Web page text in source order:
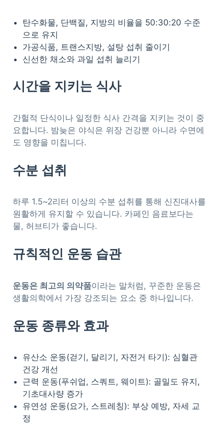
탄수화물, 단백질, 지방의 비율을 50:30:20 수준
으로 유지
가공식품, 트랜스지방, 설탕 섭취 줄이기
신선한 채소와 과일 섭취 늘리기
시간을 지키는 식사
간헐적 단식이나 일정한 식사 간격을 지키는 것이 중
요합니다. 밤늦은 야식은 위장 건강뿐 아니라 수면에
도 영향을 미칩니다.
수분 섭취
하루 1.5~2리터 이상의 수분 섭취를 통해 신진대사를
원활하게 유지할 수 있습니다. 카페인 음료보다는
물, 허브티가 좋습니다.
규칙적인 운동 습관
운동은 최고의 의약품이라는 말처럼, 꾸준한 운동은
생활의학에서 가장 강조되는 요소 중 하나입니다.
운동 종류와 효과
유산소 운동(걷기, 달리기, 자전거 타기): 심혈관
건강 개선
근력 운동(푸쉬업, 스쿼트, 웨이트): 골밀도 유지,
기초대사량 증가
유연성 운동(요가, 스트레칭): 부상 예방, 자세 교
정